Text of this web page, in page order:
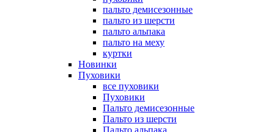
пальто демисезонные
пальто из шерсти
пальто альпака
пальто на меху
куртки
Новинки
Пуховики
все пуховики
Пуховики
Пальто демисезонные
Пальто из шерсти
Пальто альпака